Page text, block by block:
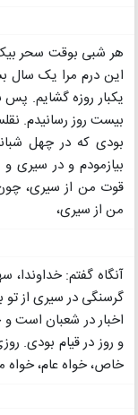
هر شبی بوقت سحر
این درم مرا یک سال
یکبار روزه گشایم.
بیست روز رسانیدم.
بودی که در چهل
بیازمودم و در سیری
قوت من از سیری،
من از سیری،
آنگاه گفتم: خداوندا،
گرسنگی در سیری از تو
اخبار در شعبان است
و روز در قیام بودی.
خاص، خواه عام، خواه